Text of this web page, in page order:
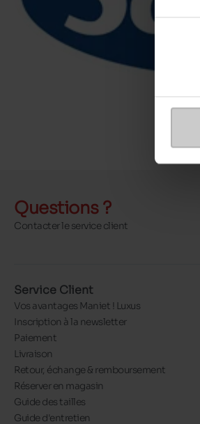
Consent
Questions ?
Contacter le service client
Service Client
Vos avantages Maniet ! Luxus
Inscription à la newsletter
Paiement
Livraison
Retour, échange & remboursement
Réserver en magasin
Guide des tailles
Guide d'entretien